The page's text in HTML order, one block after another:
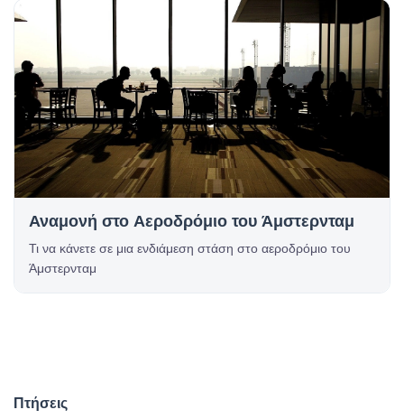
Αναμονή στο Αεροδρόμιο του Άμστερνταμ
Τι να κάνετε σε μια ενδιάμεση στάση στο αεροδρόμιο του
Άμστερνταμ
Πτήσεις